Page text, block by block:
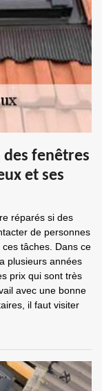
fenêtres
et ses
réparés si des
de personnes
tâches. Dans ce
plusieurs années
prix qui sont très
avec une bonne
il faut visiter